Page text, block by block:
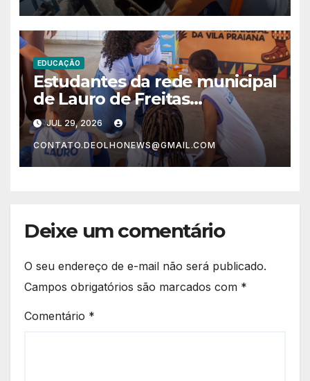
EDUCAÇÃO
Estudantes da rede municipal
de Lauro de Freitas
aprendem a interpretar
rótulos e fazer escolhas mais
saudáveis
JUL 29, 2026
CONTATO.DEOLHONEWS@GMAIL.COM
Deixe um comentário
O seu endereço de e-mail não será publicado.
Campos obrigatórios são marcados com *
Comentário *